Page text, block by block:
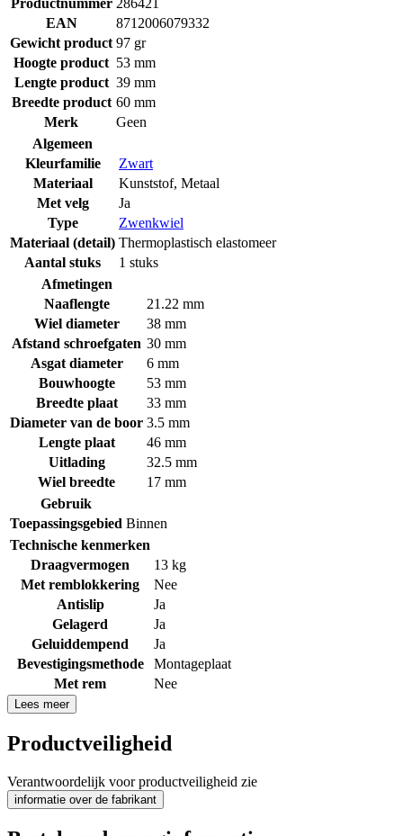
Productnummer 286421
EAN
8712006079332
Gewicht product 97 gr
Hoogte product 53 mm
Lengte product 39 mm
Breedte product 60 mm
Merk
Geen
Algemeen
Kleurfamilie
Zwart
Materiaal
Kunststof, Metaal
Met velg
Ja
Type
Zwenkwiel
Materiaal (detail) Thermoplastisch elastomeer
Aantal stuks
1 stuks
Afmetingen
Naaflengte
21.22 mm
Wiel diameter
38 mm
Afstand schroefgaten 30 mm
Asgat diameter
6 mm
Bouwhoogte
53 mm
Breedte plaat
33 mm
Diameter van de boor 3.5 mm
Lengte plaat
46 mm
Uitlading
32.5 mm
Wiel breedte
17 mm
Gebruik
Toepassingsgebied Binnen
Technische kenmerken
Draagvermogen
13 kg
Met remblokkering
Nee
Antislip
Ja
Gelagerd
Ja
Geluiddempend
Ja
Bevestigingsmethode
Montageplaat
Met rem
Nee
Lees meer
Productveiligheid
Verantwoordelijk voor productveiligheid zie
informatie over de fabrikant